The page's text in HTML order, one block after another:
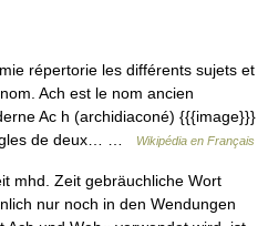
répertorie les différents sujets et
Ach est le nom ancien
Ac h (archidiaconé) {{{image}}}
de deux… …
Wikipédia en Français
mhd. Zeit gebräuchliche Wort
nur noch in den Wendungen